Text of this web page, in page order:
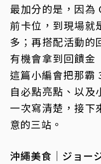
最加分的是，因為
前卡位，到現場就
多；再搭配活動的
有機會拿到回饋金
這篇小編會把那霸
自必點亮點、以及
一次寫清楚，接下
意的三站。
沖繩美食｜ジョー